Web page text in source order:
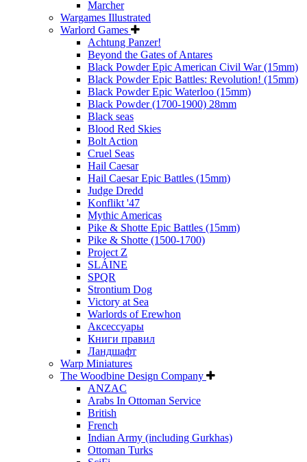
Marcher
Wargames Illustrated
Warlord Games
Achtung Panzer!
Beyond the Gates of Antares
Black Powder Epic American Civil War (15mm)
Black Powder Epic Battles: Revolution! (15mm)
Black Powder Epic Waterloo (15mm)
Black Powder (1700-1900) 28mm
Black seas
Blood Red Skies
Bolt Action
Cruel Seas
Hail Caesar
Hail Caesar Epic Battles (15mm)
Judge Dredd
Konflikt '47
Mythic Americas
Pike & Shotte Epic Battles (15mm)
Pike & Shotte (1500-1700)
Project Z
SLÁINE
SPQR
Strontium Dog
Victory at Sea
Warlords of Erewhon
Аксессуары
Книги правил
Ландшафт
Warp Miniatures
The Woodbine Design Company
ANZAC
Arabs In Ottoman Service
British
French
Indian Army (including Gurkhas)
Ottoman Turks